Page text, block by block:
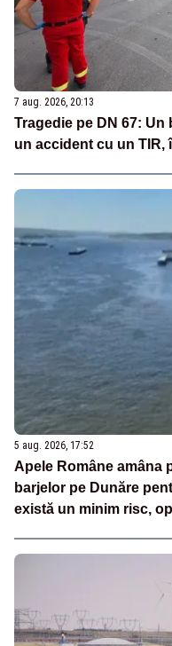
7 aug. 2026, 20:13
Tragedie pe DN 67: Un
un accident cu un TIR,
5 aug. 2026, 17:52
Apele Române amâna
barjelor pe Dunăre
există un minim risc,